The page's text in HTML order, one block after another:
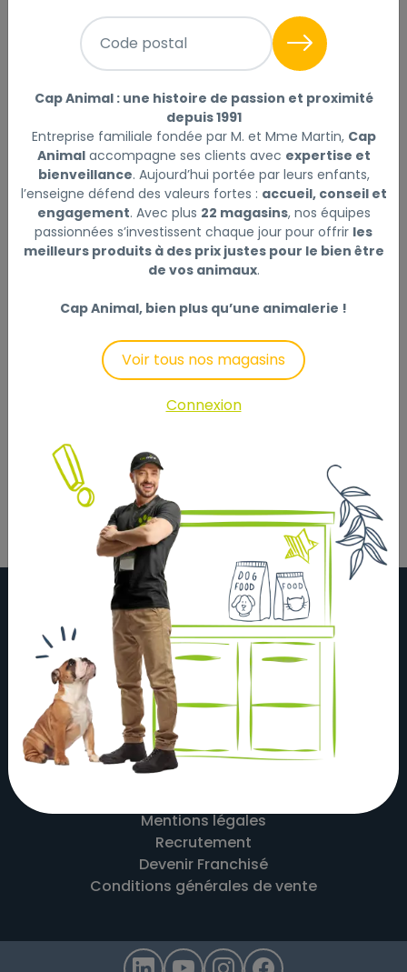
× 9 × 16 cm, pétrole/pétrole clair/gris/gris cLire la
Choisir mon magasin Sélectionner
Livraison à domicile (offerte dès
69€) :
Non disponible en ligne
Ce produit n'est disponible qu'en Click & Collect.
Veuillez sélectionner un magasin.
Laisser un avis
2 gamelles en céramique avec support support en
anti-dérapant
À propos
Actualités
Nos magasins
Nos partenaires
Mentions légales
Recrutement
Devenir Franchisé
Conditions générales de vente
Code postal
Cap Animal : une histoire de passion et proximité
depuis 1991
Entreprise familiale fondée par M. et Mme Martin, Cap
Animalaccompagne ses clients avec expertise et
bienveillance. Aujourd’hui portée par leurs enfants,
l’enseigne défend des valeurs fortes : accueil, conseil et
engagement. Avec plus 22 magasins, nos équipes
passionnées s’investissent chaque jour pour offrir les
meilleurs produits à des prix justes pour le bien être
de vos animaux.
Cap Animal, bien plus qu’une animalerie !
Voir tous nos magasins
Connexion